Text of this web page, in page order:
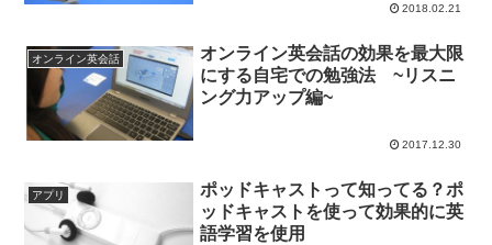
2018.02.21
オンライン英会話
オンライン英会話の効果を最大限
にする自宅での勉強法 ~リスニ
ング力アップ編~
2017.12.30
アプリ
ポッドキャストって知ってる？ポ
ッドキャストを使って効果的に英
語学習を使用